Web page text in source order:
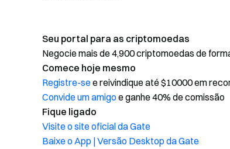
Seu portal para as criptomoedas
Negocie mais de 4,900 criptomoedas de
Comece hoje mesmo
Registre-see reivindique até $10000 em
Convide um amigo e ganhe 40% de comissão
Fique ligado
Visite o site oficial da Gate
Baixe o App | Versão Desktop da Gate